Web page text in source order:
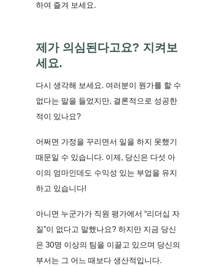
하여 즐겨 보세요.
제가 의심된다고요? 지켜보
세요.
다시 생각해 보세요. 여러분이 뭔가를 할 수
없다는 말을 들었지만, 결론적으로 성공한
적이 있나요?
어쩌면 가정을 꾸리면서 일을 하지 못했기
때문일 수 있습니다. 이제, 당신은 다섯 아
이의 엄마인데도 수익성 있는 부업을 유지
하고 있습니다!
아니면 누군가가 직원 평가에서 “리더십 자
질”이 없다고 말했나요? 하지만 지금 당신
은 30명 이상의 팀을 이끌고 있으며 당신의
부서는 그 어느 때보다 생산적입니다.